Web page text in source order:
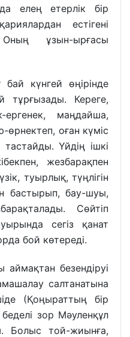
елең етерлік бір
естігені
ұзын-ырғасы
бай күнгей өңірінде
тұрғызады. Кереге,
маңдайша,
оған күміс
Үйдің ішкі
жезбарақпен
туырлық, түңлігін
бастырып, бау-шуы,
Сөйтіп
сегіз қанат
бой көтереді.
безендіруі
салтанатына
(Қоңыраттың бір
зор Мәуленқұл
Болыс той-жиынға,